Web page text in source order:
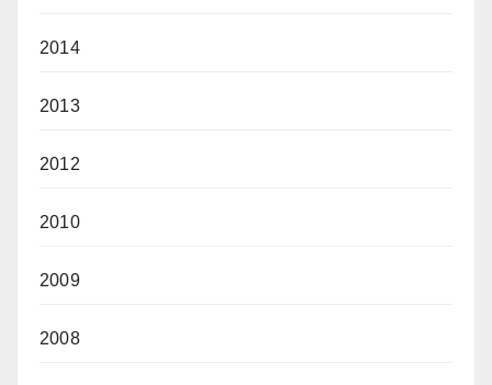
2014
2013
2012
2010
2009
2008